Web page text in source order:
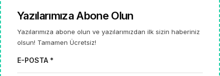
Yazılarımıza Abone Olun
Yazılarımıza abone olun ve yazılarımızdan ilk sizin haberiniz
olsun! Tamamen Ücretsiz!
E-POSTA *